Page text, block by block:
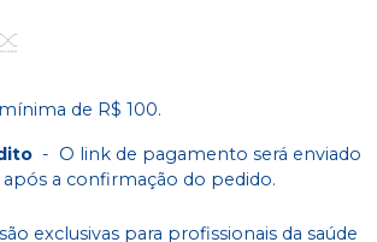
de R$ 100.
- O link de pagamento será enviado
a confirmação do pedido.
exclusivas para profissionais da saúde